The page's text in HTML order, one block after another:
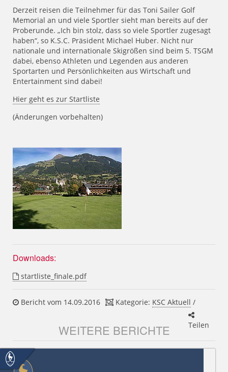
Derzeit reisen die Teilnehmer für das Toni Sailer Golf
Memorial an und viele Sportler sieht man bereits auf der
Proberunde. „Ich bin stolz, dass so viele Sportler zugesagt
haben“, so K.S.C. Präsident Michael Huber. Nicht nur
nationale und internationale Skigrößen sind beim 5. TSGM
dabei, ebenso Athleten und Legenden aus anderen
Sportarten und Persönlichkeiten aus Wirtschaft und
Entertainment sind dabei!
Hier geht es zur Startliste
(Änderungen vorbehalten)
Downloads:
startliste_finale.pdf
Bericht vom 14.09.2016 Kategorie: KSC Aktuell /
Teilen
WEITERE BERICHTE